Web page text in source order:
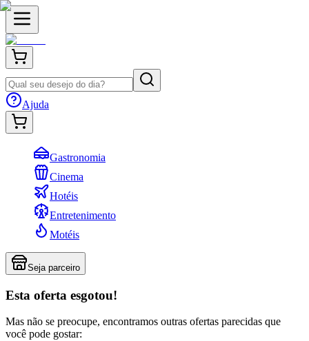
Ajuda
Gastronomia
Cinema
Hotéis
Entretenimento
Motéis
Seja parceiro
Esta oferta esgotou!
Mas não se preocupe, encontramos outras ofertas parecidas que
você pode gostar: